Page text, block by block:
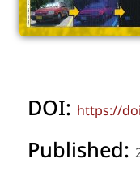
DOI: https://
Published: